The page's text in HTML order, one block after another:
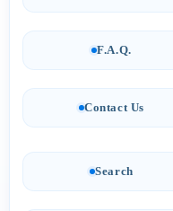
F.A.Q.
Contact Us
Search